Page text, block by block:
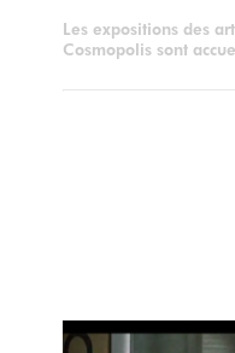
Les expositions des
Cosmopolis sont